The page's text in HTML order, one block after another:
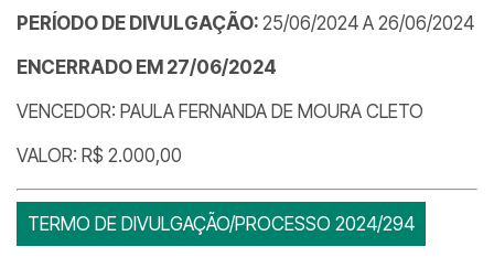
PERÍODO DE DIVULGAÇÃO: 25/06/2024 A 26/06/2024
ENCERRADO EM 27/06/2024
VENCEDOR: PAULA FERNANDA DE MOURA CLETO
VALOR: R$ 2.000,00
TERMO DE DIVULGAÇÃO/PROCESSO 2024/294